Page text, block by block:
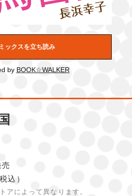
ックスを立ち読み
by BOOK☆WALKER
税込）
アによって異なります。